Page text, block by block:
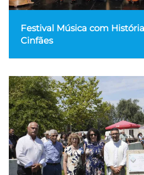
Festival Música com
Cinfães